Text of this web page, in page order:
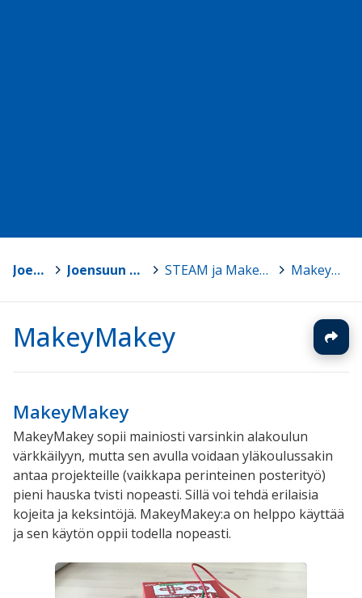
Joensuu Joensuun Mediakeskus > STEAM ja Makerkulttuuri ohjeita MakeyMakey
MakeyMakey
MakeyMakey
MakeyMakey sopii mainiosti varsinkin alakoulun
värkkäilyyn, mutta sen avulla voidaan yläkoulussakin
antaa projekteille (vaikkapa perinteinen posterityö)
pieni hauska tvisti nopeasti. Sillä voi tehdä erilaisia
kojeita ja keksintöjä. MakeyMakey:a on helppo käyttää
ja sen käytön oppii todella nopeasti.